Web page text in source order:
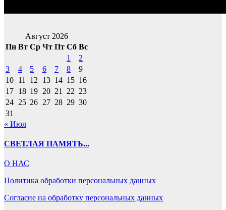
Август 2026
Пн Вт Ср Чт Пт Сб Вс
1
2
3
4 5 6 7 8
9
10 11 12 13 14 15 16
17 18 19 20 21 22 23
24 25 26 27 28 29 30
31
« Июл
СВЕТЛАЯ ПАМЯТЬ...
О НАС
Политика обработки персональных данных
Согласие на обработку персональных данных